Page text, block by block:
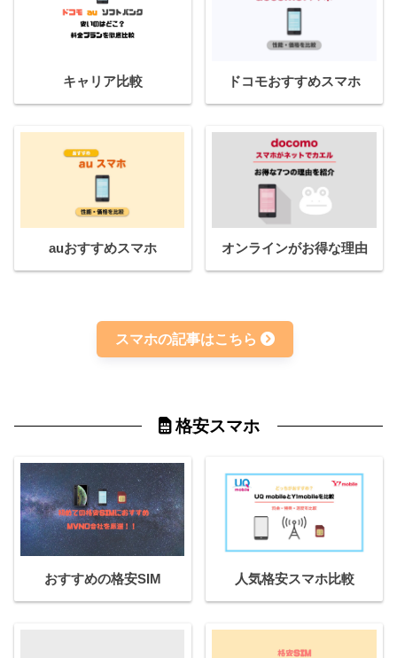
キャリア比較 ドコモおすすめスマホ
auおすすめスマホ オンラインがお得な理由
スマホの記事はこちら
格安スマホ
おすすめの格安SIM 人気格安スマホ比較